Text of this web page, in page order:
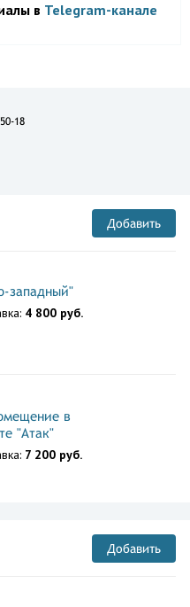
в Telegram-канале
18
Добавить
западный"
4 800 руб.
в
"Атак"
7 200 руб.
Добавить